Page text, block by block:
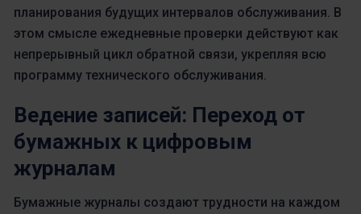
планирования будущих интервалов обслуживания. В
этом смысле ежедневные проверки действуют как
непрерывный цикл обратной связи, укрепляя всю
программу технического обслуживания.
Ведение записей: Переход от
бумажных к цифровым
журналам
Бумажные журналы создают трудности на каждом